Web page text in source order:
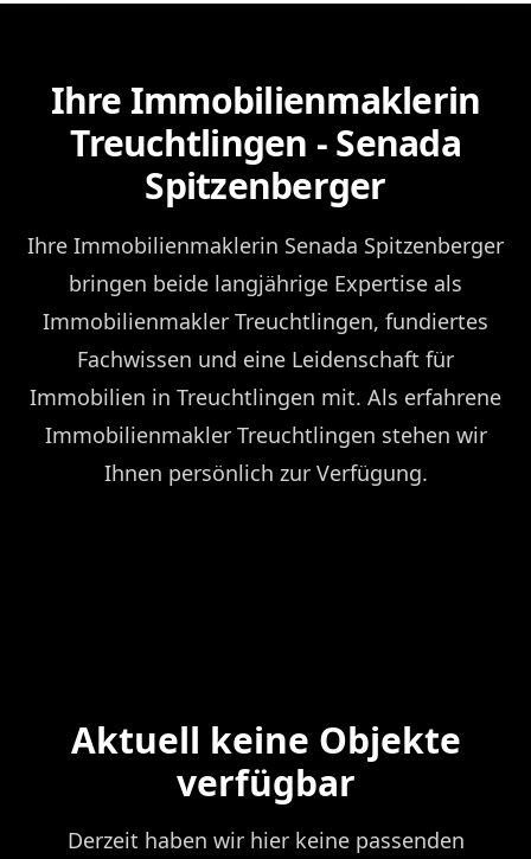
Ihre Immobilienmaklerin
Treuchtlingen - Senada
Spitzenberger
Ihre Immobilienmaklerin Senada Spitzenberger
bringen beide langjährige Expertise als
Immobilienmakler Treuchtlingen, fundiertes
Fachwissen und eine Leidenschaft für
Immobilien in Treuchtlingen mit. Als erfahrene
Immobilienmakler Treuchtlingen stehen wir
Ihnen persönlich zur Verfügung.
Aktuell keine Objekte
verfügbar
Derzeit haben wir hier keine passenden